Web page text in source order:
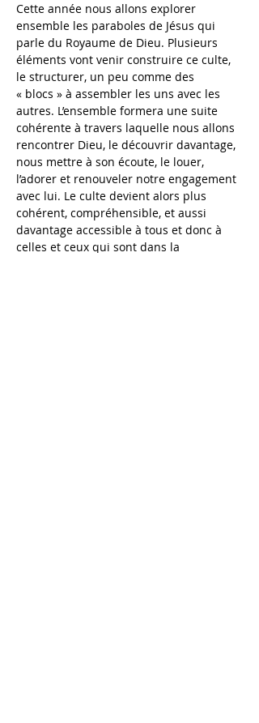
Cette année nous allons explorer
ensemble les paraboles de Jésus qui
parle du Royaume de Dieu. Plusieurs
éléments vont venir construire ce culte,
le structurer, un peu comme des
« blocs » à assembler les uns avec les
autres. L’ensemble formera une suite
cohérente à travers laquelle nous allons
rencontrer Dieu, le découvrir davantage,
nous mettre à son écoute, le louer,
l’adorer et renouveler notre engagement
avec lui. Le culte devient alors plus
cohérent, compréhensible, et aussi
davantage accessible à tous et donc à
celles et ceux qui sont dans la